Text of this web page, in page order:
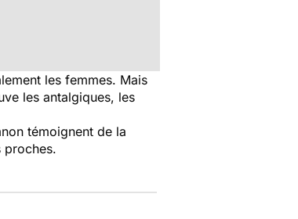
les femmes. Mais
les antalgiques, les
témoignent de la
proches.